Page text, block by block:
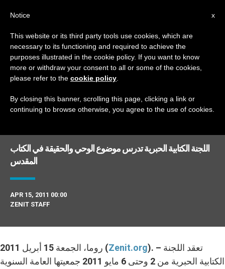
DAY
April 15th, 2011
DERNIÈRES NOUVELLES
اللجنة الكتابية الحبرية تدرس موضوع الوحي والحقيقة في الكتاب
المقدس
APR 15, 2011 00:00
ZENIT STAFF
روما، الجمعة 15 أبريل 2011 (Zenit.org). – تعقد اللجنة
الكتابية الحبرية من 2 وحتى 6 مايو 2011 جمعيتها العامة السنوية
x
Notice
This website or its third party tools use cookies, which are
necessary to its functioning and required to achieve the
purposes illustrated in the cookie policy. If you want to know
more or withdraw your consent to all or some of the cookies,
please refer to the cookie policy
By closing this banner, scrolling this page, clicking a link or
continuing to browse otherwise, you agree to the use of cookies.